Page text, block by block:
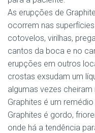
As erupções de
ocorrem nas
cotovelos, virilhas,
cantos da boca e no
erupções em outros
crostas exsudam um
algumas vezes cheiram
Graphites é um
Graphites é gordo,
onde há a tendência